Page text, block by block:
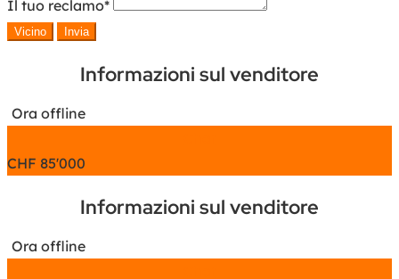
Il tuo reclamo*
Vicino Invia
Informazioni sul venditore
Ora offline
CHF 85'000
Informazioni sul venditore
Ora offline